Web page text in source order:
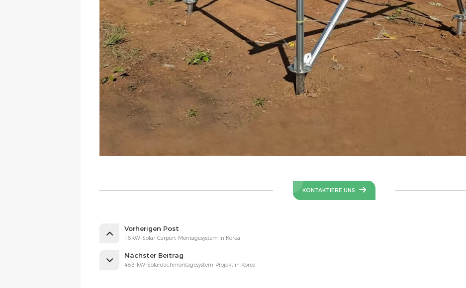
KONTAKTIERE UNS
Vorherigen Post
16KW-Solar-Carport-Montagesystem in Korea
Nächster Beitrag
483-kW-Solardachmontagesystem-Projekt in Korea